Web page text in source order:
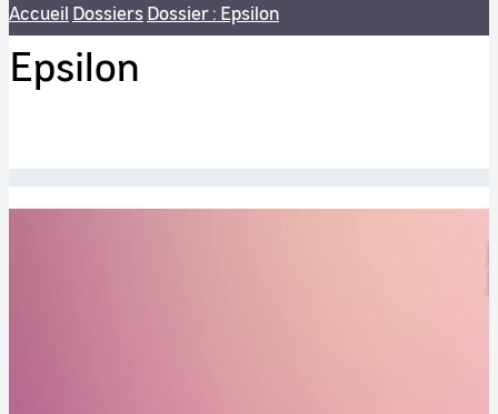
Accueil DossiersDossier : Epsilon
Epsilon